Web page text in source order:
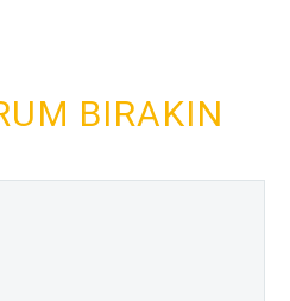
BIRAKIN